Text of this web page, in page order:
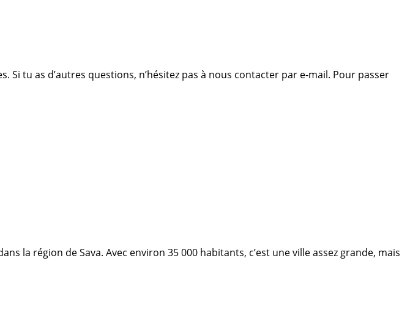
tu as d’autres questions, n’hésitez pas à nous contacter par e-mail. Pour passer
la région de Sava. Avec environ 35 000 habitants, c’est une ville assez grande, mais